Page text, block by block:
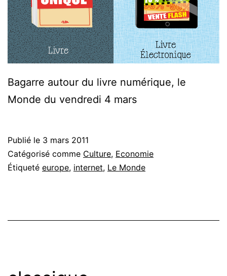
Bagarre autour du livre numérique, le
Monde du vendredi 4 mars
Publié le 3 mars 2011
Catégorisé comme Culture, Economie
Étiqueté europe, internet, Le Monde